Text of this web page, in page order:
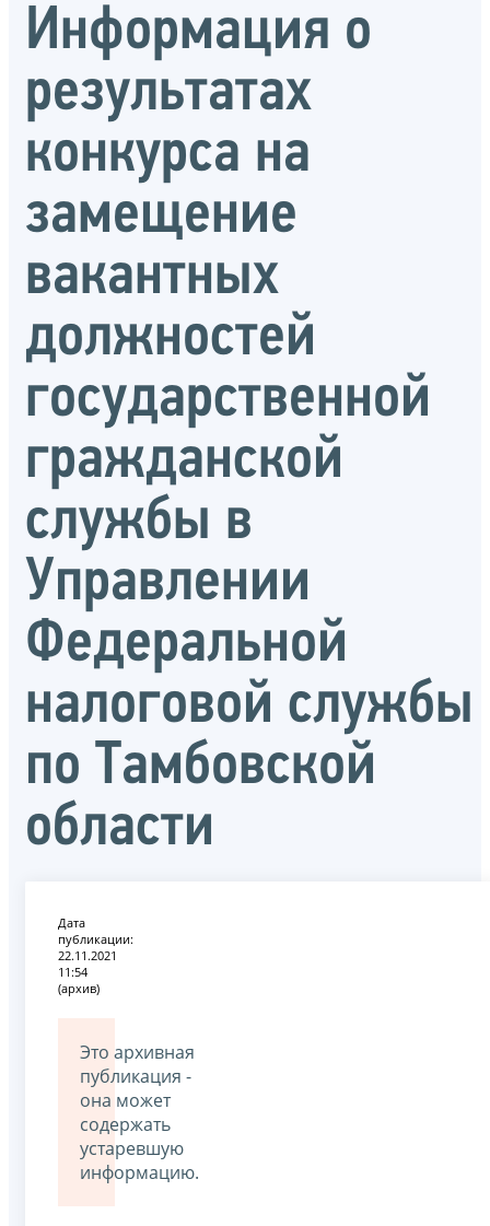
Информация о
результатах
конкурса на
замещение
вакантных
должностей
государственной
гражданской
службы в
Управлении
Федеральной
налоговой службы
по Тамбовской
области
Дата
публикации:
22.11.2021
11:54
(архив)
Это архивная
публикация -
она может
содержать
устаревшую
информацию.